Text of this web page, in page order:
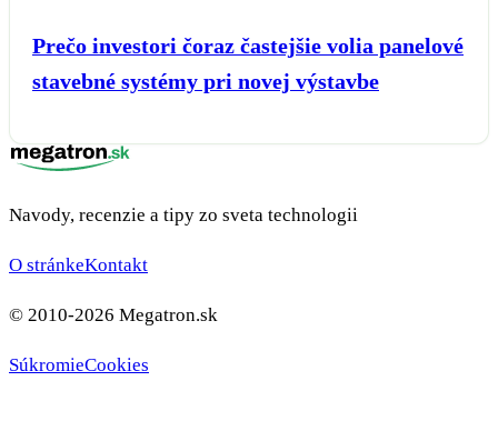
Prečo investori čoraz častejšie volia panelové
stavebné systémy pri novej výstavbe
Navody, recenzie a tipy zo sveta technologii
O stránkeKontakt
© 2010-2026 Megatron.sk
SúkromieCookies